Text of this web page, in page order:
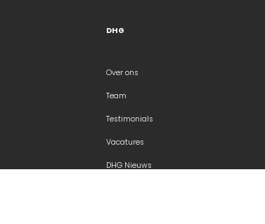
DHG
Over ons
Team
Testimonials
Vacatures
DHG Nieuws